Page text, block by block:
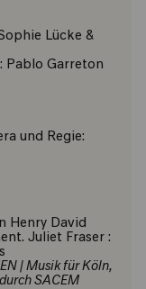
Lücke &
Pablo Garreton
und Regie:
Henry David
Juliet Fraser :
| Musik für Köln,
SACEM